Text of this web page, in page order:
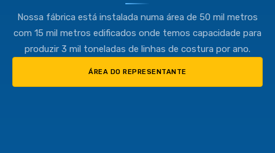
Nossa fábrica está instalada numa área de 50 mil metros
com 15 mil metros edificados onde temos capacidade para
produzir 3 mil toneladas de linhas de costura por ano.
ÁREA DO REPRESENTANTE